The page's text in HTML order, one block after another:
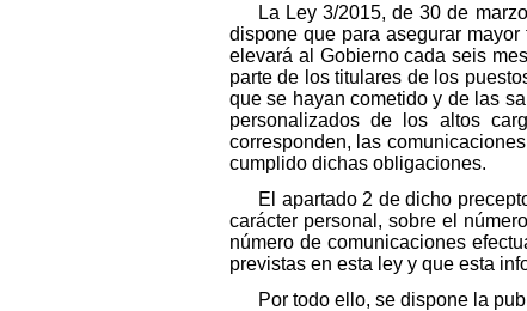
La Ley 3/2015, de 30 de
dispone que para asegurar
elevará al Gobierno cada seis
parte de los titulares de los
que se hayan cometido y de las
personalizados de los altos
corresponden, las
cumplido dichas obligaciones.
El apartado 2 de dicho
carácter personal, sobre el
número de comunicaciones
previstas en esta ley y que esta
Por todo ello, se dispone la